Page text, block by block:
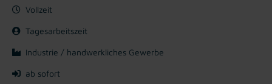
Vollzeit
Tagesarbeitszeit
Industrie / handwerkliches Gewerbe
ab sofort